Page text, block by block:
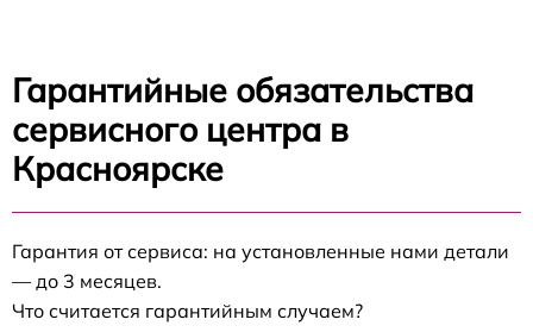
Гарантийные обязательства
сервисного центра в
Красноярске
Гарантия от сервиса: на установленные нами детали
— до 3 месяцев.
Что считается гарантийным случаем?